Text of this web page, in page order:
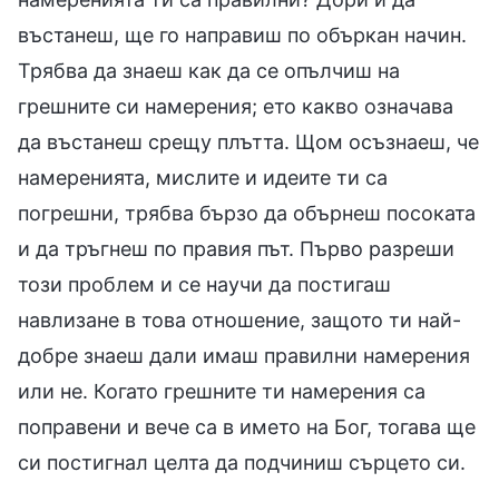
въстанеш, ще го направиш по объркан начин.
Трябва да знаеш как да се опълчиш на
грешните си намерения; ето какво означава
да въстанеш срещу плътта. Щом осъзнаеш, че
намеренията, мислите и идеите ти са
погрешни, трябва бързо да обърнеш посоката
и да тръгнеш по правия път. Първо разреши
този проблем и се научи да постигаш
навлизане в това отношение, защото ти най-
добре знаеш дали имаш правилни намерения
или не. Когато грешните ти намерения са
поправени и вече са в името на Бог, тогава ще
си постигнал целта да подчиниш сърцето си.